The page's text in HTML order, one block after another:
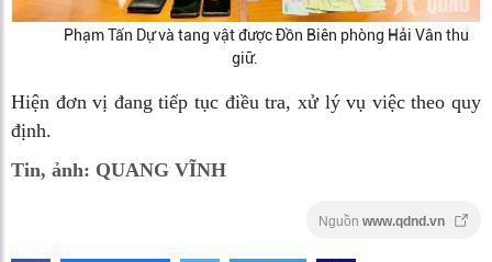
Phạm Tấn Dự và tang vật được Đồn Biên phòng Hải Vân thu
giữ.
Hiện đơn vị đang tiếp tục điều tra, xử lý vụ việc theo quy
định.
Tin, ảnh: QUANG VĨNH
Nguồn www.qdnd.vn